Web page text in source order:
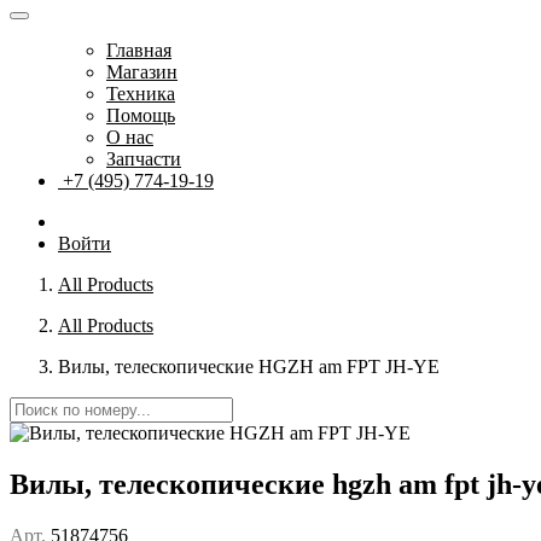
Главная
Магазин
Техника
Помощь
О нас
Запчасти
+7 (495) 774-19-19
Войти
All Products
All Products
Вилы, телескопические HGZH am FPT JH-YE
Вилы, телескопические hgzh am fpt jh-
Арт. 51874756